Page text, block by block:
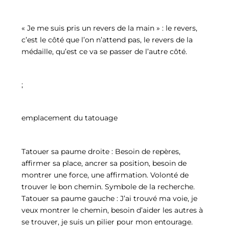
« Je me suis pris un revers de la main » : le revers,
c’est le côté que l’on n’attend pas, le revers de la
médaille, qu’est ce va se passer de l’autre côté.
;
emplacement du tatouage
Tatouer sa paume droite : Besoin de repères,
affirmer sa place, ancrer sa position, besoin de
montrer une force, une affirmation. Volonté de
trouver le bon chemin. Symbole de la recherche.
Tatouer sa paume gauche : J’ai trouvé ma voie, je
veux montrer le chemin, besoin d’aider les autres à
se trouver, je suis un pilier pour mon entourage.